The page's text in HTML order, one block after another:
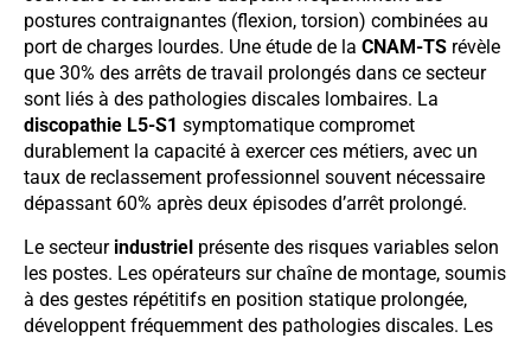
postures contraignantes (flexion, torsion) combinées au
port de charges lourdes. Une étude de la CNAM-TS révèle
que 30% des arrêts de travail prolongés dans ce secteur
sont liés à des pathologies discales lombaires. La
discopathie L5-S1 symptomatique compromet
durablement la capacité à exercer ces métiers, avec un
taux de reclassement professionnel souvent nécessaire
dépassant 60% après deux épisodes d’arrêt prolongé.
Le secteur industriel présente des risques variables selon
les postes. Les opérateurs sur chaîne de montage, soumis
à des gestes répétitifs en position statique prolongée,
développent fréquemment des pathologies discales. Les